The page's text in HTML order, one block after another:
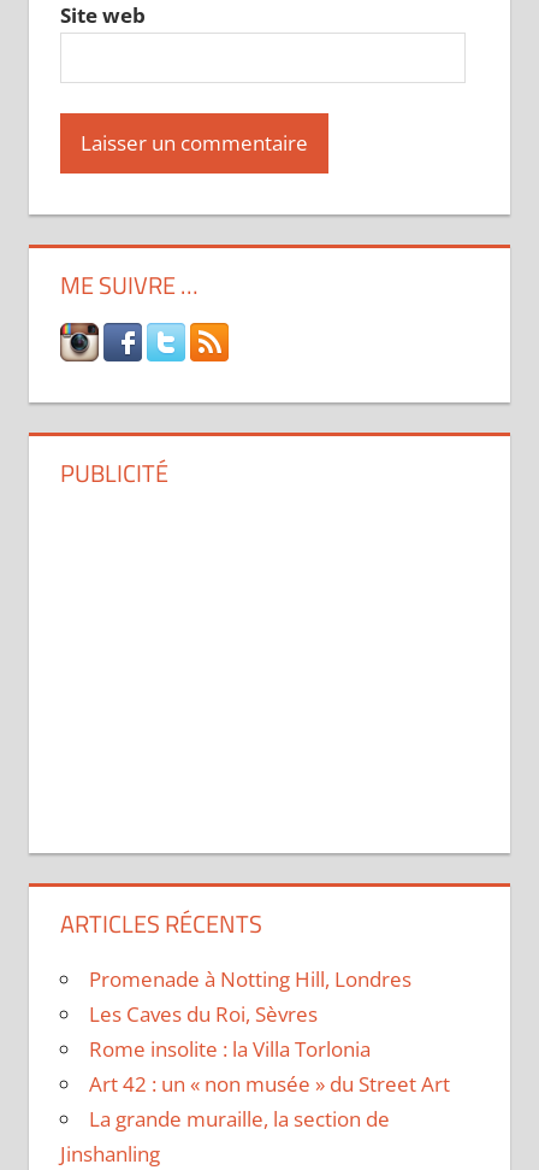
Site web
ME SUIVRE …
PUBLICITÉ
ARTICLES RÉCENTS
Promenade à Notting Hill, Londres
Les Caves du Roi, Sèvres
Rome insolite : la Villa Torlonia
Art 42 : un « non musée » du Street Art
La grande muraille, la section de
Jinshanling